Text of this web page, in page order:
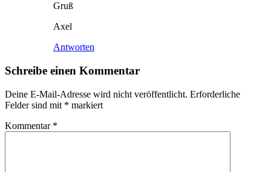
Gruß
Axel
Antworten
Schreibe einen Kommentar
Deine E-Mail-Adresse wird nicht veröffentlicht. Erforderliche
Felder sind mit * markiert
Kommentar *